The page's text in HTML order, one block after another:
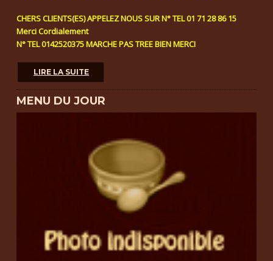
CHERS CLIENTS(ES) APPELEZ NOUS SUR N° TEL 01 71 28 86 15
Merci Cordialement
N° TEL 0142520375 MARCHE PAS TREE BIEN MERCI
LIRE LA SUITE
MENU DU JOUR